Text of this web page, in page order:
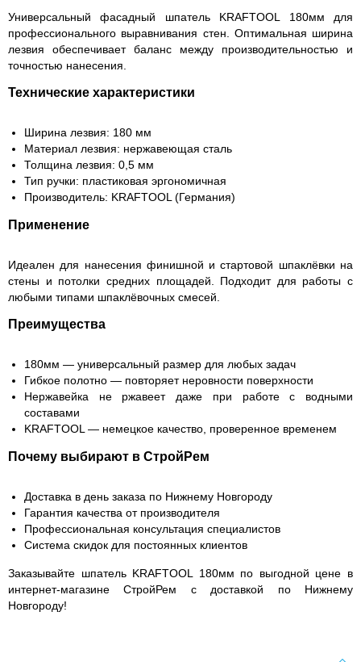
Универсальный фасадный шпатель KRAFTOOL 180мм для
профессионального выравнивания стен. Оптимальная ширина
лезвия обеспечивает баланс между производительностью и
точностью нанесения.
Технические характеристики
Ширина лезвия: 180 мм
Материал лезвия: нержавеющая сталь
Толщина лезвия: 0,5 мм
Тип ручки: пластиковая эргономичная
Производитель: KRAFTOOL (Германия)
Применение
Идеален для нанесения финишной и стартовой шпаклёвки на
стены и потолки средних площадей. Подходит для работы с
любыми типами шпаклёвочных смесей.
Преимущества
180мм — универсальный размер для любых задач
Гибкое полотно — повторяет неровности поверхности
Нержавейка не ржавеет даже при работе с водными
составами
KRAFTOOL — немецкое качество, проверенное временем
Почему выбирают в СтройРем
Доставка в день заказа по Нижнему Новгороду
Гарантия качества от производителя
Профессиональная консультация специалистов
Система скидок для постоянных клиентов
Заказывайте шпатель KRAFTOOL 180мм по выгодной цене в
интернет-магазине СтройРем с доставкой по Нижнему
Новгороду!